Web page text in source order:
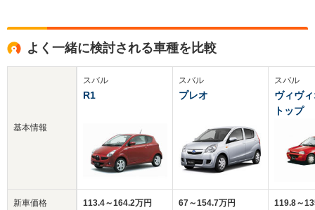
よく一緒に検討される車種を比較
基本情報
新車価格
スバル
R1
113.4～164.2万円
スバル
プレオ
67～154.7万円
スバル
ヴィヴ
トップ
119.8～